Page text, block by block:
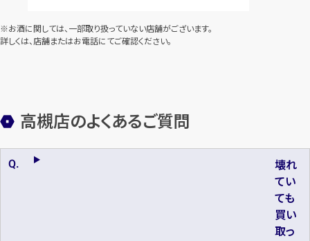
※お酒に関しては、一部取り扱っていない店舗がございます。
詳しくは、店舗またはお電話にてご確認ください。
高槻店のよくあるご質問
壊れ
てい
ても
買い
取っ